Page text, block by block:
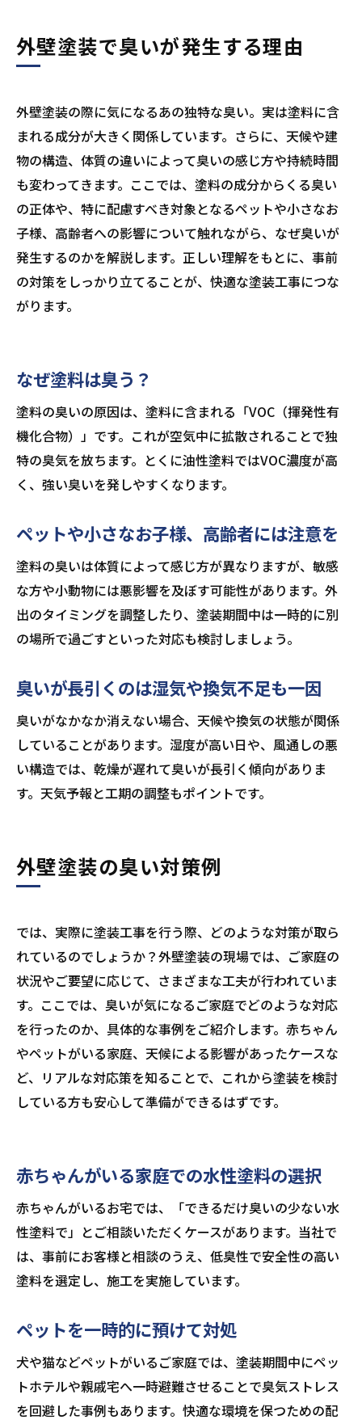
外壁塗装で臭いが発生する理由
外壁塗装の際に気になるあの独特な臭い。実は塗料に含
まれる成分が大きく関係しています。さらに、天候や建
物の構造、体質の違いによって臭いの感じ方や持続時間
も変わってきます。ここでは、塗料の成分からくる臭い
の正体や、特に配慮すべき対象となるペットや小さなお
子様、高齢者への影響について触れながら、なぜ臭いが
発生するのかを解説します。正しい理解をもとに、事前
の対策をしっかり立てることが、快適な塗装工事につな
がります。
なぜ塗料は臭う？
塗料の臭いの原因は、塗料に含まれる「VOC（揮発性有
機化合物）」です。これが空気中に拡散されることで独
特の臭気を放ちます。とくに油性塗料ではVOC濃度が高
く、強い臭いを発しやすくなります。
ペットや小さなお子様、高齢者には注意を
塗料の臭いは体質によって感じ方が異なりますが、敏感
な方や小動物には悪影響を及ぼす可能性があります。外
出のタイミングを調整したり、塗装期間中は一時的に別
の場所で過ごすといった対応も検討しましょう。
臭いが長引くのは湿気や換気不足も一因
臭いがなかなか消えない場合、天候や換気の状態が関係
していることがあります。湿度が高い日や、風通しの悪
い構造では、乾燥が遅れて臭いが長引く傾向がありま
す。天気予報と工期の調整もポイントです。
外壁塗装の臭い対策例
では、実際に塗装工事を行う際、どのような対策が取ら
れているのでしょうか？外壁塗装の現場では、ご家庭の
状況やご要望に応じて、さまざまな工夫が行われていま
す。ここでは、臭いが気になるご家庭でどのような対応
を行ったのか、具体的な事例をご紹介します。赤ちゃん
やペットがいる家庭、天候による影響があったケースな
ど、リアルな対応策を知ることで、これから塗装を検討
している方も安心して準備ができるはずです。
赤ちゃんがいる家庭での水性塗料の選択
赤ちゃんがいるお宅では、「できるだけ臭いの少ない水
性塗料で」とご相談いただくケースがあります。当社で
は、事前にお客様と相談のうえ、低臭性で安全性の高い
塗料を選定し、施工を実施しています。
ペットを一時的に預けて対処
犬や猫などペットがいるご家庭では、塗装期間中にペッ
トホテルや親戚宅へ一時避難させることで臭気ストレス
を回避した事例もあります。快適な環境を保つための配